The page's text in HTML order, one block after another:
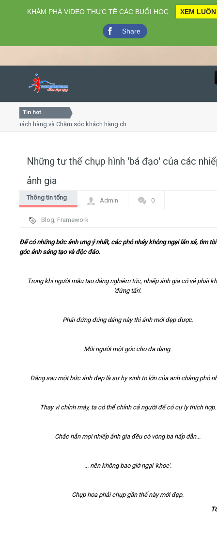
Close
Home
Video
Tin hot
hàng và Chăm sóc khách hàng chuyên nghiệp
Những tư thế chụp hình 'bá đạo' của các
ảnh gia
Thông tin tổng
Admin 0
Blog, Framework
Để có những bức ảnh ưng ý nhất, các phó nháy không ngại lăn xả, tìm
góc ảnh sáng tạo và độc đáo.
Trong khi người mẫu tạo dáng nghiêm túc, nhiếp ảnh gia có vẻ phải
'đứng tấn'.
Phải đứng đúng dáng này thì ảnh mới đẹp được.
Mỗi người một góc cho đa dạng.
Đằng sau một bức ảnh đẹp là sự hy sinh to lớn của anh chàng phó
Thay vì chỉnh máy, ta có thể chỉnh cả người để có cự ly thích hợp.
Chắc hẳn mọi nhiếp ảnh gia đều có vòng ba hấp dẫn...
... nên không bao giờ ngại 'khoe'.
Chụp hoa phải chụp gần thế này mới đẹp.
KHÁM PHÁ VIDEO THỰC TẾ CÁC BUỔI HỌC XEM LUÔN
Share